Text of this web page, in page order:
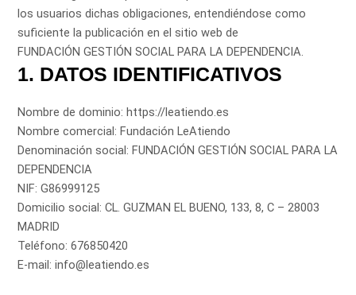
los usuarios dichas obligaciones, entendiéndose como
suficiente la publicación en el sitio web de
FUNDACIÓN GESTIÓN SOCIAL PARA LA DEPENDENCIA.
1. DATOS IDENTIFICATIVOS
Nombre de dominio: https://leatiendo.es
Nombre comercial: Fundación LeAtiendo
Denominación social: FUNDACIÓN GESTIÓN SOCIAL PARA LA
DEPENDENCIA
NIF: G86999125
Domicilio social: CL. GUZMAN EL BUENO, 133, 8, C – 28003
MADRID
Teléfono: 676850420
E-mail: info@leatiendo.es